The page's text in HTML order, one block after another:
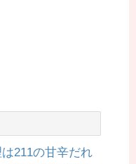
211の甘辛だれ